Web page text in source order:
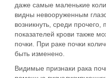
даже самые маленькие
видны невооруженным
возникнуть, среди прочего,
показателей крови также
почки. При раке почки
быть изменено.
Видимые признаки рака